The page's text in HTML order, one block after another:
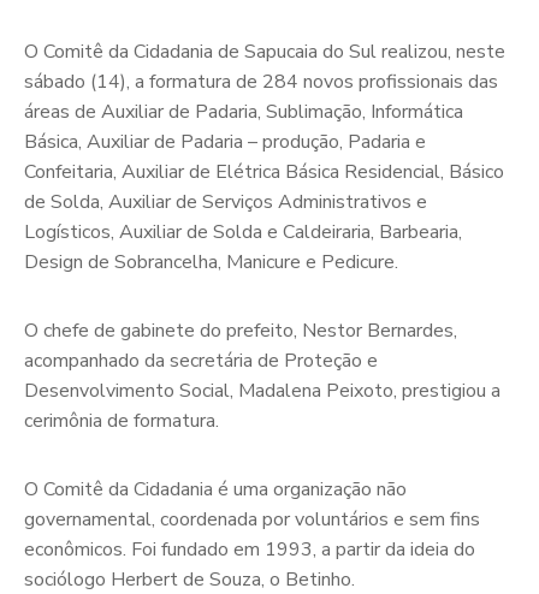
O Comitê da Cidadania de Sapucaia do Sul realizou, neste
sábado (14), a formatura de 284 novos profissionais das
áreas de Auxiliar de Padaria, Sublimação, Informática
Básica, Auxiliar de Padaria – produção, Padaria e
Confeitaria, Auxiliar de Elétrica Básica Residencial, Básico
de Solda, Auxiliar de Serviços Administrativos e
Logísticos, Auxiliar de Solda e Caldeiraria, Barbearia,
Design de Sobrancelha, Manicure e Pedicure.
O chefe de gabinete do prefeito, Nestor Bernardes,
acompanhado da secretária de Proteção e
Desenvolvimento Social, Madalena Peixoto, prestigiou a
cerimônia de formatura.
O Comitê da Cidadania é uma organização não
governamental, coordenada por voluntários e sem fins
econômicos. Foi fundado em 1993, a partir da ideia do
sociólogo Herbert de Souza, o Betinho.